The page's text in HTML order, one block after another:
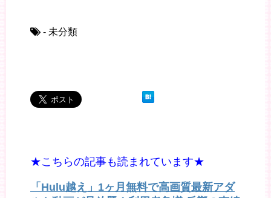
- 未分類
★こちらの記事も読まれています★
「Hulu越え」1ヶ月無料で高画質最新アダ